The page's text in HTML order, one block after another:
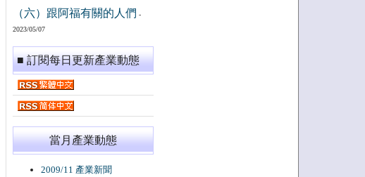
（六）跟阿福有關的人們 -
2023/05/07
■ 訂閱每日更新產業動態
當月產業動態
2009/11 產業新聞